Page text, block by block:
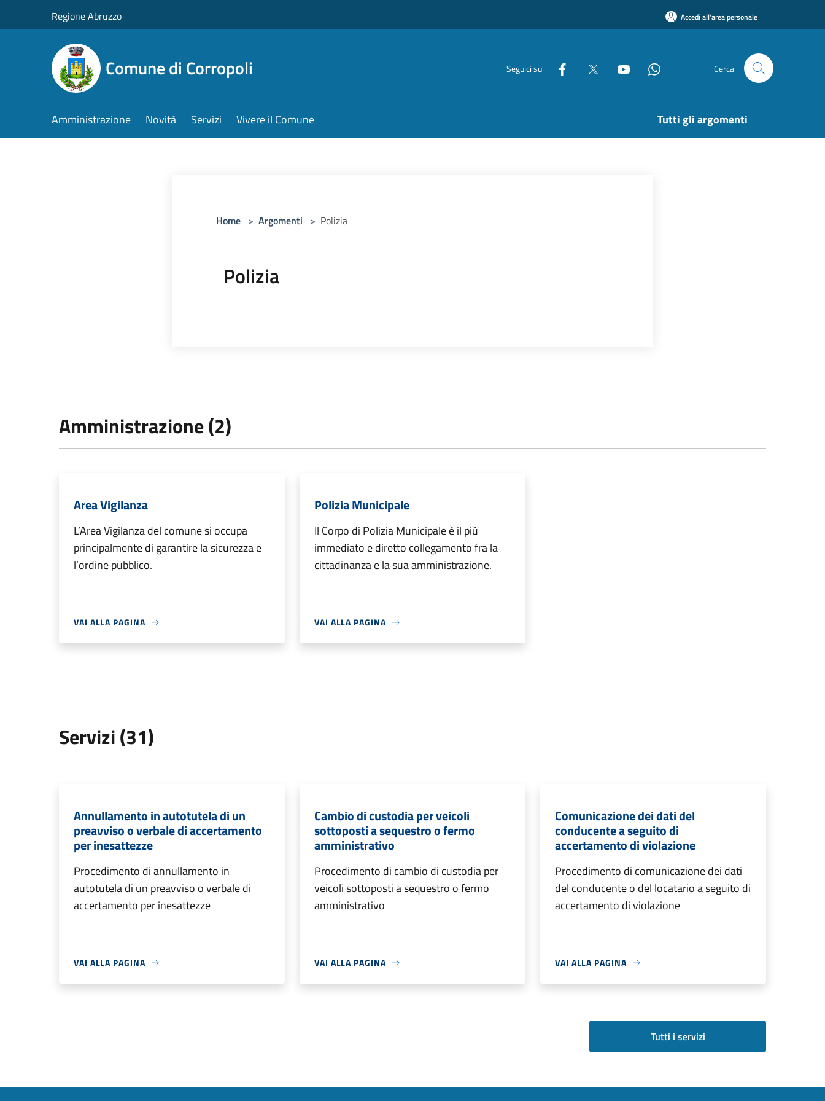
Regione Abruzzo Accedi all'area personale
Comune di Corropoli Seguici su Cerca
Amministrazione Novità Servizi Vivere il Comune Tutti gli argomenti
Home > Argomenti > Polizia
Polizia
Amministrazione (2)
Area Vigilanza
L’Area Vigilanza del comune si occupa
principalmente di garantire la sicurezza e
l’ordine pubblico.
VAI ALLA PAGINA
Polizia Municipale
Il Corpo di Polizia Municipale è il più
immediato e diretto collegamento fra la
cittadinanza e la sua amministrazione.
VAI ALLA PAGINA
Servizi (31)
Annullamento in autotutela di un
preavviso o verbale di accertamento
per inesattezze
Procedimento di annullamento in
autotutela di un preavviso o verbale di
accertamento per inesattezze
VAI ALLA PAGINA
Cambio di custodia per veicoli
sottoposti a sequestro o fermo
amministrativo
Procedimento di cambio di custodia per
veicoli sottoposti a sequestro o fermo
amministrativo
VAI ALLA PAGINA
Comunicazione dei dati del
conducente a seguito di
accertamento di violazione
Procedimento di comunicazione dei dati
del conducente o del locatario a seguito di
accertamento di violazione
VAI ALLA PAGINA
Tutti i servizi